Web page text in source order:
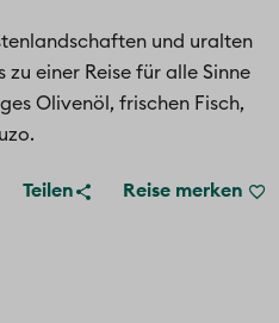
und uralten
einer Reise für alle Sinne
Olivenöl, frischen Fisch,
Reise merken
Teilen